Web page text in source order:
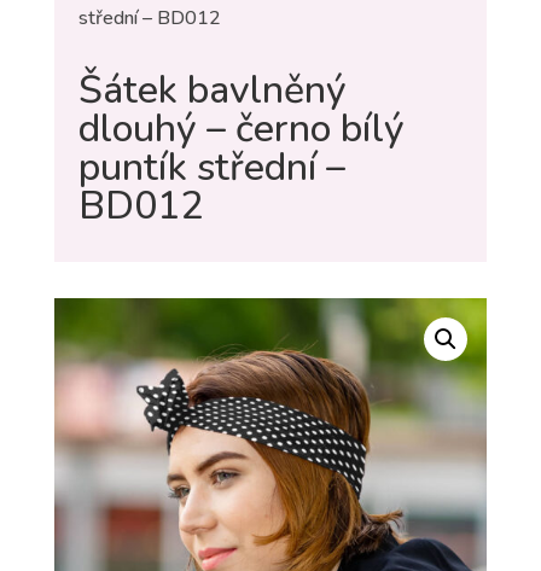
střední – BD012
Šátek bavlněný
dlouhý – černo bílý
puntík střední –
BD012